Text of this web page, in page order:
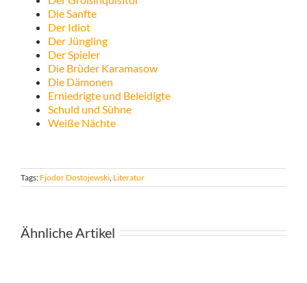
Die Sanfte
Der Idiot
Der Jüngling
Der Spieler
Die Brüder Karamasow
Die Dämonen
Erniedrigte und Beleidigte
Schuld und Sühne
Weiße Nächte
Tags: Fjodor Dostojewski Literatur
Ähnliche Artikel